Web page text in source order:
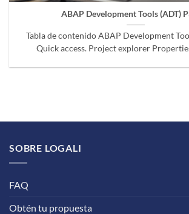
ABAP Development Tools (ADT)
Tabla de contenido ABAP Development
Quick access. Project explorer
SOBRE LOGALI
FAQ
Obtén tu propuesta